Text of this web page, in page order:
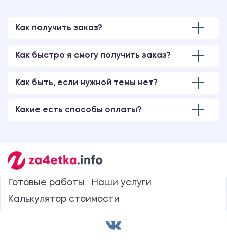
Как получить заказ?
Как быстро я смогу получить заказ?
Как быть, если нужной темы нет?
Какие есть способы оплаты?
Готовые работы
Наши услуги
Калькулятор стоимости